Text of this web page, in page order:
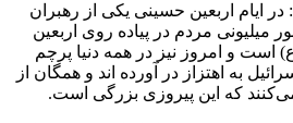
ایام اربعین حسینی یکی از رهبران
مردم در پیاده روی اربعین
است و امروز نیز در همه دنیا پرچم
به اهتزاز در آورده اند و همگان از
که این پیروزی بزرگی است.